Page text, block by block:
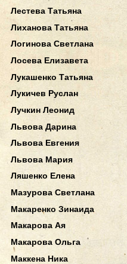
Лестева Татьяна
Лиханова Татьяна
Логинова Светлана
Лосева Елизавета
Лукашенко Татьяна
Лукичев Руслан
Лучкин Леонид
Львова Дарина
Львова Евгения
Львова Мария
Ляшенко Елена
Мазурова Светлана
Макаренко Зинаида
Макарова Ая
Макарова Ольга
Маккена Ника